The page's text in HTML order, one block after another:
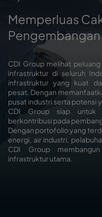
Memperluas
CDI Group melihat
infrastruktur di seluruh
infrastruktur yang kuat
pesat. Dengan
pusat industri serta potensi
CDI Group siap untuk
berkontribusi pada
Dengan portofolio yang
energi, air industri,
CDI Group
infrastruktur utama.